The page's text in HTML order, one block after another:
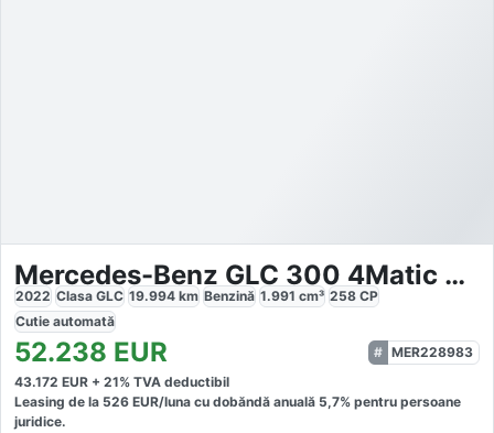
Mercedes-Benz GLC 300 4Matic Coupé AMG
2022 Clasa GLC 19.994 km Benzină 1.991 cm³ 258 CP
Cutie automată
52.238 EUR
MER228983
43.172 EUR + 21% TVA deductibil
Leasing de la 526 EUR/luna cu dobăndă anuală 5,7% pentru persoane
juridice.